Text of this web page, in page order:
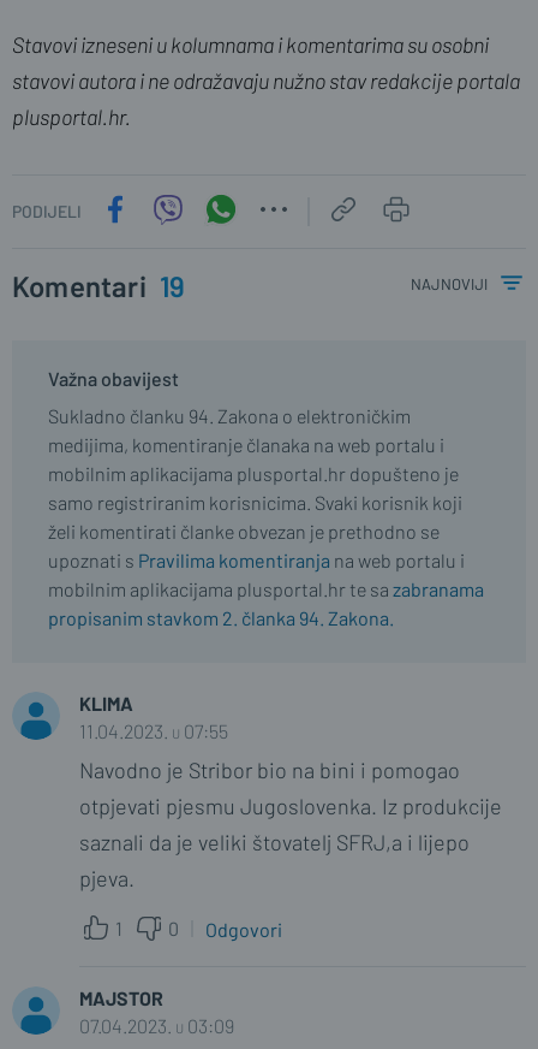
Stavovi izneseni u kolumnama i komentarima su osobni
stavovi autora i ne odražavaju nužno stav redakcije portala
plusportal.hr.
PODIJELI
Komentari 19 najnoviji
Važna obavijest
Sukladno članku 94. Zakona o elektroničkim
medijima, komentiranje članaka na web portalu i
mobilnim aplikacijama plusportal.hr dopušteno je
samo registriranim korisnicima. Svaki korisnik koji
želi komentirati članke obvezan je prethodno se
upoznati s Pravilima komentiranja na web portalu i
mobilnim aplikacijama plusportal.hr te sa zabranama
propisanim stavkom 2. članka 94. Zakona.
KLIMA
11.04.2023. u 07:55
Navodno je Stribor bio na bini i pomogao
otpjevati pjesmu Jugoslovenka. Iz produkcije
saznali da je veliki štovatelj SFRJ,a i lijepo
pjeva.
1 0 Odgovori
MAJSTOR
07.04.2023. u 03:09